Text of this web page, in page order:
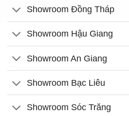
Showroom Đồng Tháp
Showroom Hậu Giang
Showroom An Giang
Showroom Bạc Liêu
Showroom Sóc Trăng